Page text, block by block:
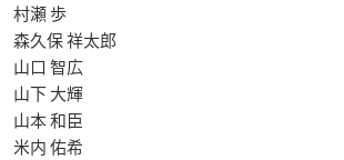
村瀬 歩
森久保 祥太郎
山口 智広
山下 大輝
山本 和臣
米内 佑希